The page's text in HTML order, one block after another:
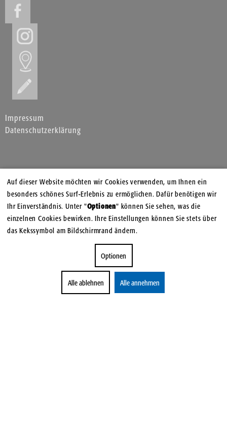
Impressum
Datenschutzerklärung
Auf dieser Website möchten wir Cookies verwenden, um Ihnen ein
besonders schönes Surf-Erlebnis zu ermöglichen. Dafür benötigen wir
Ihr Einverständnis. Unter "Optionen" können Sie sehen, was die
einzelnen Cookies bewirken. Ihre Einstellungen können Sie stets über
das Kekssymbol am Bildschirmrand ändern.
Optionen
Alle ablehnen Alle annehmen